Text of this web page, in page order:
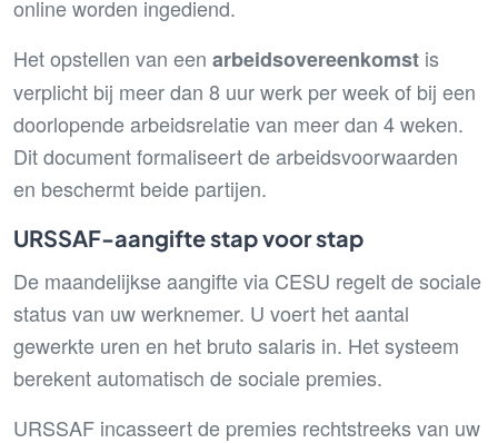
online worden ingediend.
Het opstellen van een arbeidsovereenkomst is
verplicht bij meer dan 8 uur werk per week of bij een
doorlopende arbeidsrelatie van meer dan 4 weken.
Dit document formaliseert de arbeidsvoorwaarden
en beschermt beide partijen.
URSSAF-aangifte stap voor stap
De maandelijkse aangifte via CESU regelt de sociale
status van uw werknemer. U voert het aantal
gewerkte uren en het bruto salaris in. Het systeem
berekent automatisch de sociale premies.
URSSAF incasseert de premies rechtstreeks van uw